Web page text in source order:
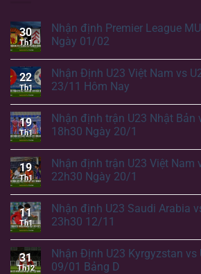
30
Th1
Nhận định Premier League
Ngày 01/02
22
Th1
Nhận Định U23 Việt Nam vs
23/11 Hôm Nay
19
Th1
Nhận định trận U23 Nhật Bản
18h30 Ngày 20/1
19
Th1
Nhận định trận U23 Việt Nam
22h30 Ngày 20/1
11
Th1
Nhận định U23 Saudi Arabia
23h30 12/11
31
Th12
Nhận Định U23 Kyrgyzstan vs
09/01 Bảng D